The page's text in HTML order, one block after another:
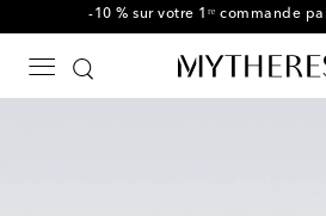
-10 % sur votre 1ʳᵉ commande